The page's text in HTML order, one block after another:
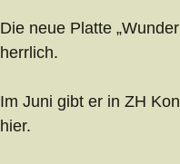
Die neue Platte
herrlich.
Im Juni gibt er in ZH
hier.